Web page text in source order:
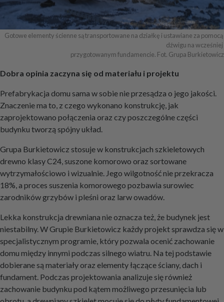
Gotowe elementy ścienne są transportowane na działkę i ustawiane za pomocą
dźwigu na wcześniej
przygotowanym fundamencie. Fot. Grupa Burkietowicz
Dobra opinia zaczyna się od materiału i projektu
Prefabrykacja domu sama w sobie nie przesądza o jego jakości.
Znaczenie ma to, z czego wykonano konstrukcję, jak
zaprojektowano połączenia oraz czy poszczególne części
budynku tworzą spójny układ.
Grupa Burkietowicz stosuje w konstrukcjach szkieletowych
drewno klasy C24, suszone komorowo oraz sortowane
wytrzymałościowo i wizualnie. Jego wilgotność nie przekracza
18%, a proces suszenia komorowego pozbawia surowiec
zarodników grzybów i pleśni oraz larw owadów.
Lekka konstrukcja drewniana nie oznacza też, że budynek jest
niestabilny. W Grupie Burkietowicz każdy projekt sprawdza się w
specjalistycznym programie, który pozwala ocenić zachowanie
domu między innymi podczas silnego wiatru. Na tej podstawie
dobierane są materiały oraz elementy łączące ściany, dach i
fundament. Podczas projektowania analizuje się również
zachowanie budynku pod kątem możliwego przesunięcia lub